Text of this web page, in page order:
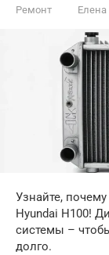
Ремонт Елена
Узнайте,
Hyundai H100!
системы –
долго.